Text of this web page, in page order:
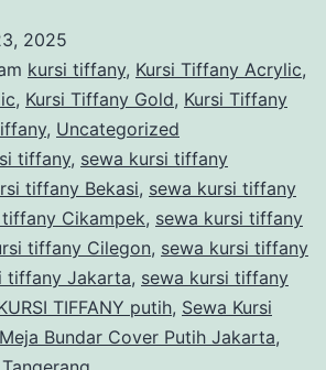
Putih
Dan
Meja
Bundar
Cover
Putih
Jakarta
2025
kursi tiffany, Kursi Tiffany Acrylic,
, Kursi Tiffany Gold, Kursi Tiffany
, Uncategorized
tiffany, sewa kursi tiffany
tiffany Bekasi, sewa kursi tiffany
Cikampek, sewa kursi tiffany
tiffany Cilegon, sewa kursi tiffany
tiffany Jakarta, sewa kursi tiffany
TIFFANY putih, Sewa Kursi
Bundar Cover Putih Jakarta,